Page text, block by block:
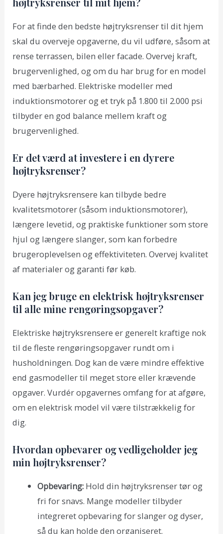
For at finde den bedste højtryksrenser til dit hjem
skal du overveje opgaverne, du vil udføre, såsom at
rense terrassen, bilen eller facade. Overvej kraft,
brugervenlighed, og om du har brug for en model
med bærbarhed. Elektriske modeller med
induktionsmotorer og et tryk på 1.800 til 2.000 psi
tilbyder en god balance mellem kraft og
brugervenlighed.
Er det værd at investere i en dyrere
højtryksrenser?
Dyere højtryksrensere kan tilbyde bedre
kvalitetsmotorer (såsom induktionsmotorer),
længere levetid, og praktiske funktioner som store
hjul og længere slanger, som kan forbedre
brugeroplevelsen og effektiviteten. Overvej kvalitet
af materialer og garanti før køb.
Kan jeg bruge en elektrisk højtryksrenser
til alle mine rengøringsopgaver?
Elektriske højtryksrensere er generelt kraftige nok
til de fleste rengøringsopgaver rundt om i
husholdningen. Dog kan de være mindre effektive
end gasmodeller til meget store eller krævende
opgaver. Vurdér opgavernes omfang for at afgøre,
om en elektrisk model vil være tilstrækkelig for
dig.
Hvordan opbevarer og vedligeholder jeg
min højtryksrenser?
Opbevaring:Hold din højtryksrenser tør og
fri for snavs. Mange modeller tilbyder
integreret opbevaring for slanger og dyser,
så du kan holde den organiseret.